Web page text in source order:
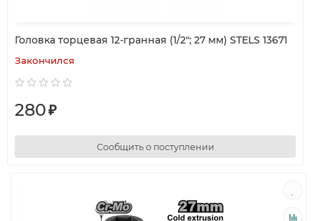
Головка торцевая 12-гранная (1/2"; 27 мм) STELS 13671
Закончился
280₽
Сообщить о поступлении